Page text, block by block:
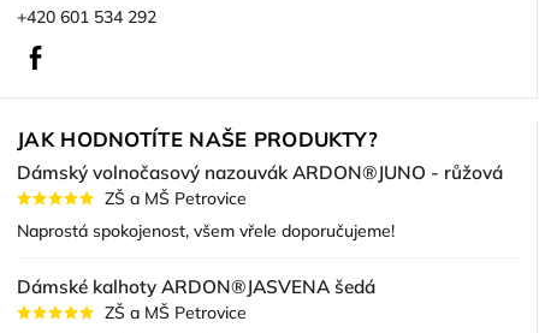
+420 601 534 292
JAK HODNOTÍTE NAŠE PRODUKTY?
Dámský volnočasový nazouvák ARDON®JUNO - růžová
ZŠ a MŠ Petrovice
Naprostá spokojenost, všem vřele doporučujeme!
Dámské kalhoty ARDON®JASVENA šedá
ZŠ a MŠ Petrovice